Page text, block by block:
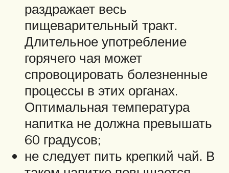
раздражает весь
пищеварительный тракт.
Длительное употребление
горячего чая может
спровоцировать болезненные
процессы в этих органах.
Оптимальная температура
напитка не должна превышать
60 градусов;
не следует пить крепкий чай. В